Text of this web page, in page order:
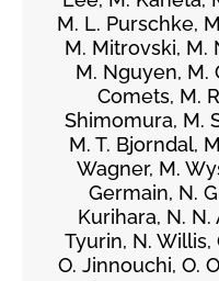
M. L. Purschke,
M. Mitrovski, M.
M. Nguyen, M.
Comets, M.
Shimomura, M.
M. T. Bjorndal,
Wagner, M.
Germain, N.
Kurihara, N. N.
Tyurin, N. Willis,
O. Jinnouchi, O.